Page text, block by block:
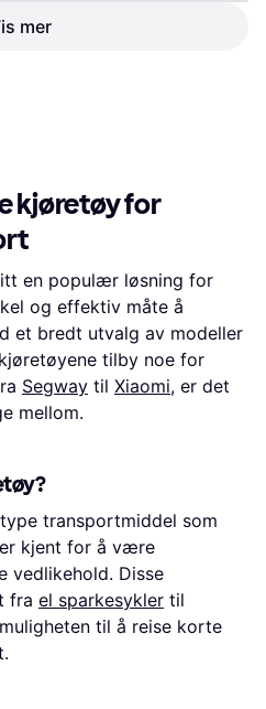
Pure Electric Advance
mer
kjøretøy for
en populær løsning for
og effektiv måte å
et bredt utvalg av modeller
tilby noe for
Segway til Xiaomi, er det
mellom.
transportmiddel som
kjent for å være
vedlikehold. Disse
fra el sparkesykler til
til å reise korte